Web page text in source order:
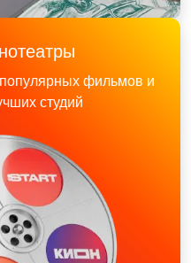
фильмов и
студий